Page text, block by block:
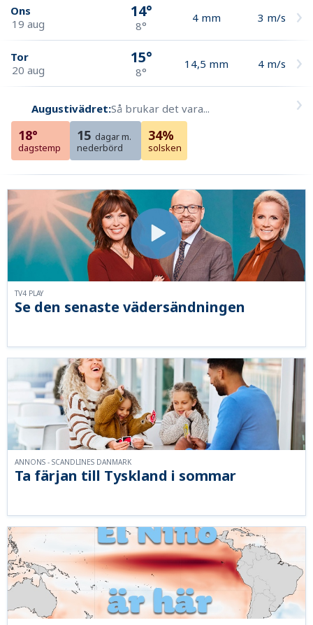
Ons
19 aug
14°
8°
4 mm 3 m/s
Tor
20 aug
15°
8°
14,5 mm 4 m/s
Augustivädret:Så brukar det vara...
18°
dagstemp
15 dagar m.
nederbörd
34%
solsken
Se den senaste vädersändningen
TV4 PLAY
Ta färjan till Tyskland i sommar
ANNONS - SCANDLINES DANMARK